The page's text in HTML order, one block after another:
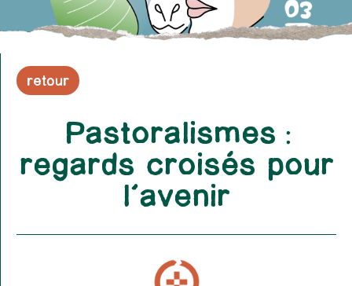
retour
Pastoralismes :
regards croisés pour
l’avenir